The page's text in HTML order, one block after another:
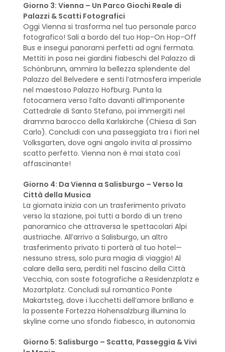
Giorno 3: Vienna – Un Parco Giochi Reale di
Palazzi & Scatti Fotografici
Oggi Vienna si trasforma nel tuo personale parco
fotografico! Sali a bordo del tuo Hop-On Hop-Off
Bus e insegui panorami perfetti ad ogni fermata.
Mettiti in posa nei giardini fiabeschi del Palazzo di
Schönbrunn, ammira la bellezza splendente del
Palazzo del Belvedere e senti l’atmosfera imperiale
nel maestoso Palazzo Hofburg. Punta la
fotocamera verso l’alto davanti all’imponente
Cattedrale di Santo Stefano, poi immergiti nel
dramma barocco della Karlskirche (Chiesa di San
Carlo). Concludi con una passeggiata tra i fiori nel
Volksgarten, dove ogni angolo invita al prossimo
scatto perfetto. Vienna non è mai stata così
affascinante!
Giorno 4: Da Vienna a Salisburgo – Verso la
Città della Musica
La giornata inizia con un trasferimento privato
verso la stazione, poi tutti a bordo di un treno
panoramico che attraversa le spettacolari Alpi
austriache. All’arrivo a Salisburgo, un altro
trasferimento privato ti porterà al tuo hotel—
nessuno stress, solo pura magia di viaggio! Al
calare della sera, perditi nel fascino della Città
Vecchia, con soste fotografiche a Residenzplatz e
Mozartplatz. Concludi sul romantico Ponte
Makartsteg, dove i lucchetti dell’amore brillano e
la possente Fortezza Hohensalzburg illumina lo
skyline come uno sfondo fiabesco, in autonomia
Giorno 5: Salisburgo – Scatta, Passeggia & Vivi